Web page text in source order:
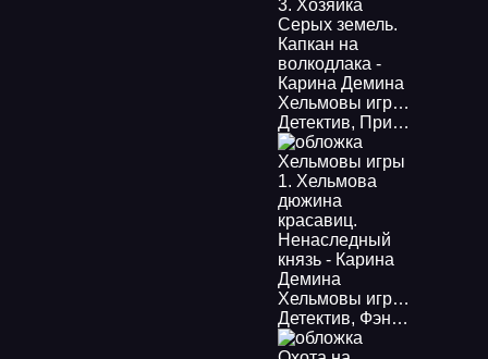
Хельмовы игры 3. Хозяйка Серых земель. Капкан на волкодлака - Карина Демина
Детектив, Приключения
Хельмовы игры 1. Хельмова дюжина красавиц. Ненаследный князь - Карина Демина
Детектив, Фэнтези